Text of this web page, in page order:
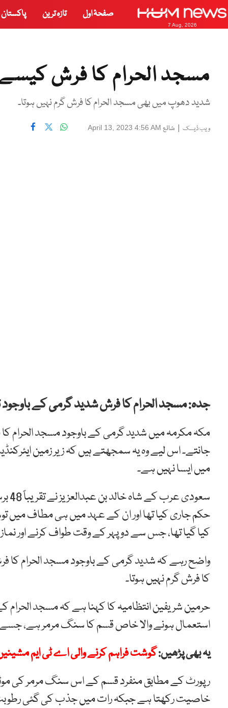
7 Aug, 2026
صفحۂ اول تازہ ترین پاکستان
مسجد الحرام کا فرش
شدید دھوپ میں بھی مسجد الحرام کا فرش گرم نہیں ہوتا۔
ویب ڈیسک | شائع April 13, 2023 4:56 AM
جدہ: مسجد الحرام کا فرش شدید گرمی کے باوجود
مکہ مکرمہ میں شدید گرمی کے باوجود مسجد الحرام کا
جانتے۔ اس لیے وہ یہ سمجھتے ہیں کہ زیر زمین
میں ایسا نہیں ہے۔
حکم جاری کیا تھا اور ان کے عہد میں ہی مطاف
کیا گیا تھا، جس سے دوپہر کے وقت طواف کرنے اور نماز
واضح رہے کہ شدید گرمی کے باوجود مسجد الحرام کا
کا فرش گرم نہیں ہوتا۔
حرمین شریفین انتظامیہ کا کہنا ہے کہ مسجد
استعمال ہونے والا خاص قسم کا سنگ مرمر ہے،
یہ بھی پڑھیں:گوشت فراہم کرنے والی اے ٹی ایم
خاصیت رکھتا ہے جبکہ رات میں جذب کی گئی